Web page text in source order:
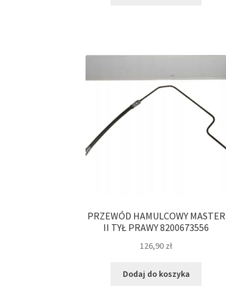
PRZEWÓD HAMULCOWY MASTER
II TYŁ PRAWY 8200673556
126,90 zł
Dodaj do koszyka